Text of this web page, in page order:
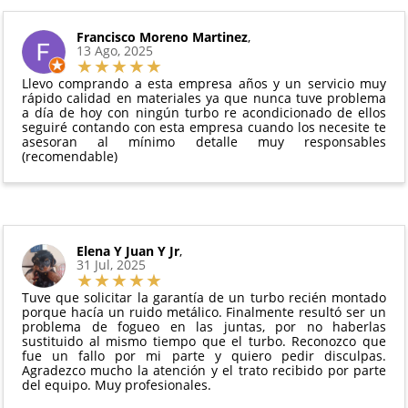
y compresores de aire acondicionado.
Todas nuestras garantías cumplen con la legislación
vigente. Consulta nuestras
para más información.
pedido.
El productono debe haber sido montado ni
manipulado
Debe devolverse en su
perfectas condiciones
Francisco Moreno Martinez,
13 Ago, 2025
Llevo comprando a esta empresa años y un servicio muy
rápido calidad en materiales ya que nunca tuve problema
a día de hoy con ningún turbo re acondicionado de ellos
seguiré contando con esta empresa cuando los necesite te
asesoran al mínimo detalle muy responsables
(recomendable)
Elena Y Juan Y Jr,
31 Jul, 2025
Tuve que solicitar la garantía de un turbo recién montado
porque hacía un ruido metálico. Finalmente resultó ser un
problema de fogueo en las juntas, por no haberlas
sustituido al mismo tiempo que el turbo. Reconozco que
fue un fallo por mi parte y quiero pedir disculpas.
Agradezco mucho la atención y el trato recibido por parte
del equipo. Muy profesionales.